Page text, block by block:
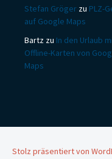
Stefan Gröger zu PLZ-
auf Google Maps
Bartz zu In den Urlaub
Offline-Karten von
Maps
Stolz präsentiert von